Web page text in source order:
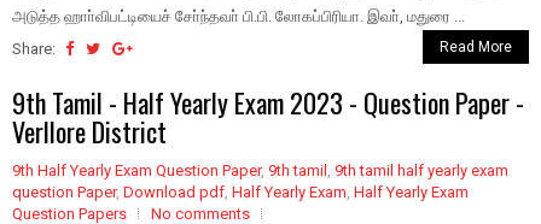
அடுத்த ஹாா்விபட்டியைச் சோ்ந்தவா் பி.பி. லோகப்பிரியா. இவா், மதுரை ...
Share:
Read More
9th Tamil - Half Yearly Exam 2023 - Question Paper -
Verllore District
9th Half Yearly Exam Question Paper, 9th tamil , 9th tamil half yearly exam
question Paper, Download pdf, Half Yearly Exam, Half Yearly Exam
Question Papers
No comments